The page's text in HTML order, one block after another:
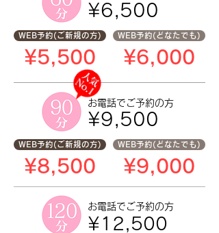
¥6,500
WEB予約(ご新規の方) WEB予約(どなたでも)
¥6,000
お電話で ご予約の方
¥9,500
¥5,500
WEB予約(ご新規の方)
¥8,500
WEB予約(どなたでも)
¥9,000
お電話で ご予約の方
¥12,500